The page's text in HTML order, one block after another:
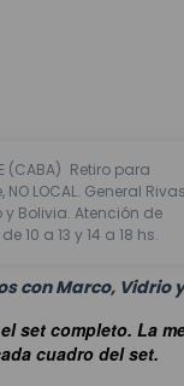
(CABA) Retiro para
LOCAL. General Rivas
Bolivia. Atención de
10 a 13 y 14 a 18 hs.
con Marco, Vidrio
set completo. La
cuadro del set.